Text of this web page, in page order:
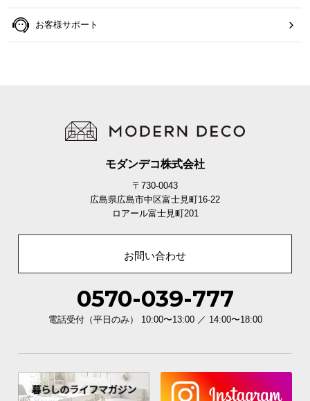
超低ホルムの安全素材
ホルムアルデヒドとは
目や鼻などに刺激を与え、シックハ
ウス症候群を引き起こす恐れのある
有害物質です。
高い安全性の証であるF☆☆☆☆獲得
お客様サポート
モダンデコ株式会社
〒730-0043
広島県広島市中区富士見町16-22
ロアール富士見町201
お問い合わせ
0570-039-777
電話受付（平日のみ） 10:00〜13:00 ／ 14:00〜18:00